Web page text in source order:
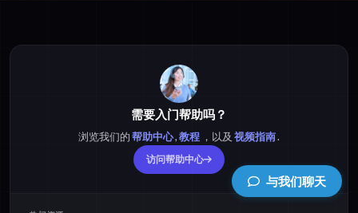
需要入门帮助吗？
浏览我们的帮助中心,教程 ，以及 视频指南.
访问帮助中心
与我们聊天